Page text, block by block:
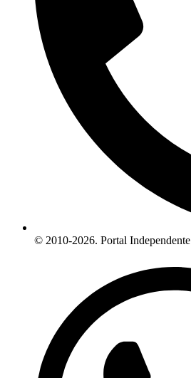
© 2010-2026. Portal Independente